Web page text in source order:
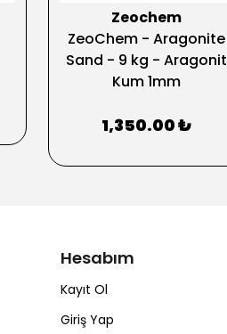
Zeochem
ZeoChem - Aragonite
Sand - 9 kg - Aragonit
Kum 1mm
1,350.00 ₺
Hesabım
Kayıt Ol
Giriş Yap